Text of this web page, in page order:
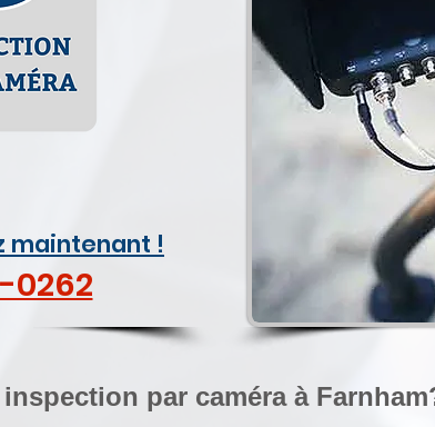
maintenant !
0262
par caméra à